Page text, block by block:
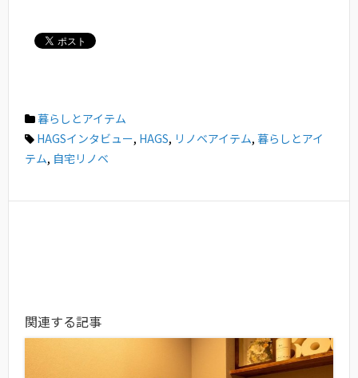
暮らしとアイテム
HAGSインタビュー, HAGS, リノベアイテム, 暮らしとアイ
テム, 自宅リノベ
関連する記事